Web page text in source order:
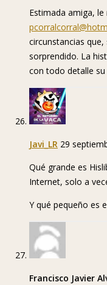
Estimada amiga,
circunstancias
sorprendido. La
con todo detalle su
Javi_LR 29
Qué grande es
Internet, solo a
Y qué pequeño es
Francisco Javier